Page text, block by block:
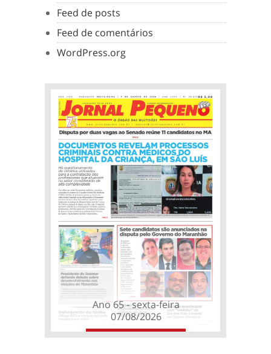
Feed de posts
Feed de comentários
WordPress.org
Ano 65 - sexta-feira
07/08/2026